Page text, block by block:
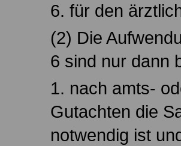
6. für den
(2) Die
6 sind nur dann
1. nach amts-
Gutachten die
notwendig ist